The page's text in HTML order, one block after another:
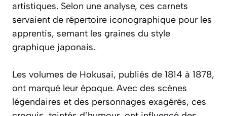
artistiques. Selon une analyse, ces carnets
servaient de répertoire iconographique pour les
apprentis, semant les graines du style
graphique japonais.
Les volumes de Hokusai, publiés de 1814 à 1878,
ont marqué leur époque. Avec des scènes
légendaires et des personnages exagérés, ces